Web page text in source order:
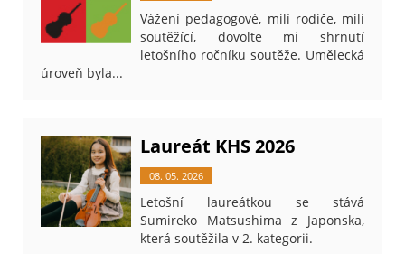
Vážení pedagogové, milí rodiče, milí
soutěžící, dovolte mi shrnutí
letošního ročníku soutěže. Umělecká
úroveň byla...
Laureát KHS 2026
08. 05. 2026
Letošní laureátkou se stává
Sumireko Matsushima z Japonska,
která soutěžila v 2. kategorii.